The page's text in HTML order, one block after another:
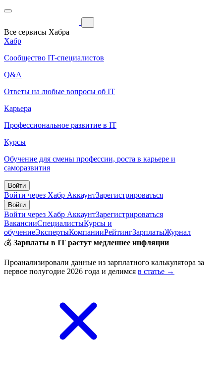
Все сервисы Хабра
Хабр
Сообщество IT-специалистов
Q&A
Ответы на любые вопросы об IT
Карьера
Профессиональное развитие в IT
Курсы
Обучение для смены профессии, роста в карьере и
саморазвития
Войти
Войти через Хабр АккаунтЗарегистрироваться
Войти
Войти через Хабр АккаунтЗарегистрироваться
ВакансииСпециалистыКурсы и
обучениеЭкспертыКомпанииРейтингЗарплатыЖурнал
💰 Зарплаты в IT растут медленнее инфляции
Проанализировали данные из зарплатного калькулятора за
первое полугодие 2026 года и делимся в статье →